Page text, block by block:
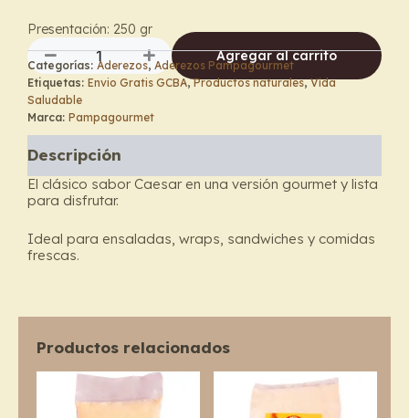
Presentación: 250 gr
Aderezo
tipo
Caesar
–
Pampagourmet
cantidad
Agregar al carrito
Categorías: Aderezos, Aderezos Pampagourmet
Etiquetas: Envio Gratis GCBA,Productos naturales,Vida
Saludable
Marca: Pampagourmet
Descripción
El clásico sabor Caesar en una versión gourmet y lista
para disfrutar.
Ideal para ensaladas, wraps, sandwiches y comidas
frescas.
Productos relacionados